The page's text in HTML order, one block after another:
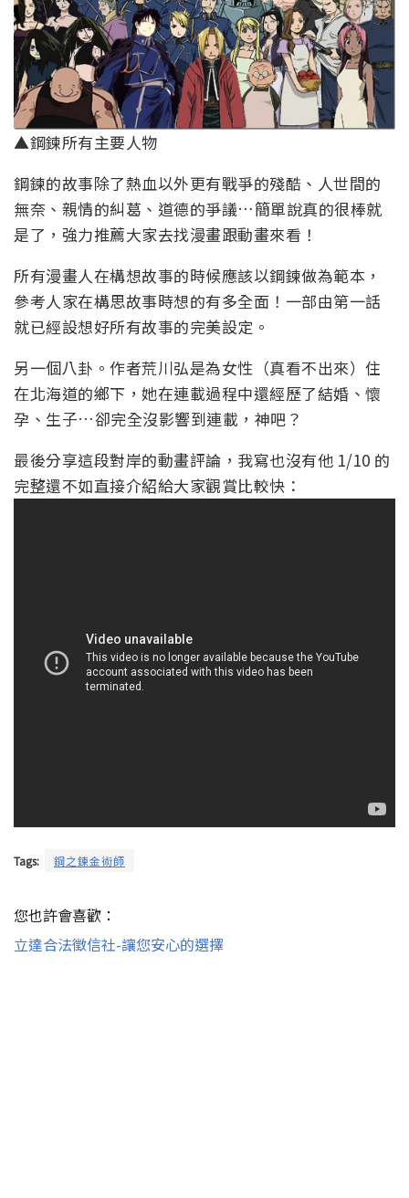
▲鋼鍊所有主要人物
鋼鍊的故事除了熱血以外更有戰爭的殘酷、人世間的
無奈、親情的糾葛、道德的爭議…簡單說真的很棒就
是了，強力推薦大家去找漫畫跟動畫來看！
所有漫畫人在構想故事的時候應該以鋼鍊做為範本，
參考人家在構思故事時想的有多全面！一部由第一話
就已經設想好所有故事的完美設定。
另一個八卦。作者荒川弘是為女性（真看不出來）住
在北海道的鄉下，她在連載過程中還經歷了結婚、懷
孕、生子…卻完全沒影響到連載，神吧？
最後分享這段對岸的動畫評論，我寫也沒有他 1/10 的
完整還不如直接介紹給大家觀賞比較快：
Tags: 鋼之鍊金術師
您也許會喜歡：
立達合法徵信社-讓您安心的選擇